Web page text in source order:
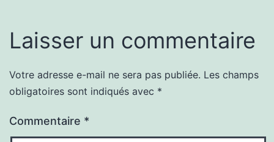
Laisser un commentaire
Votre adresse e-mail ne sera pas publiée. Les champs
obligatoires sont indiqués avec *
Commentaire *